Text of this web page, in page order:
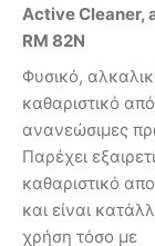
Active Cleaner,
RM 82N
Φυσικό,
καθαριστικό από
ανανεώσιμες
Παρέχει
καθαριστικό
και είναι
χρήση τόσο με